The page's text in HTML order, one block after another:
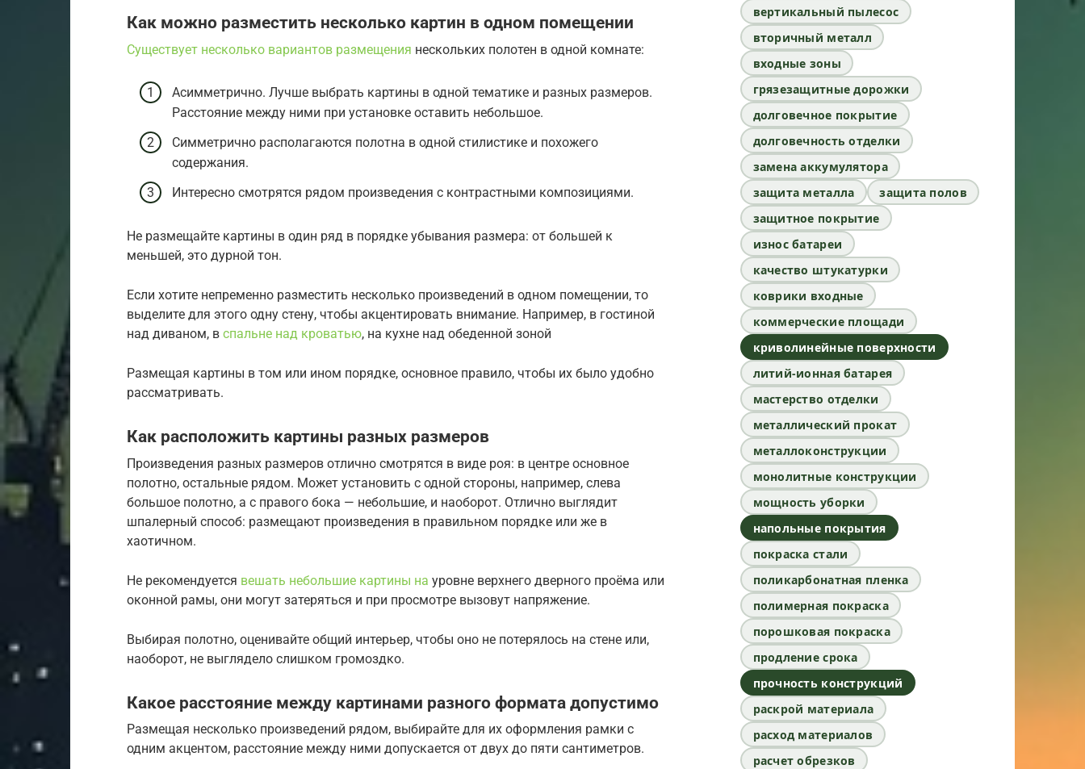
Как можно разместить несколько картин в одном помещении
Существует несколько вариантов размещения нескольких полотен в одной комнате:
Асимметрично. Лучше выбрать картины в одной тематике и разных размеров.
Расстояние между ними при установке оставить небольшое.
Симметрично располагаются полотна в одной стилистике и похожего
содержания.
Интересно смотрятся рядом произведения с контрастными композициями.
Не размещайте картины в один ряд в порядке убывания размера: от большей к
меньшей, это дурной тон.
Если хотите непременно разместить несколько произведений в одном помещении, то
выделите для этого одну стену, чтобы акцентировать внимание. Например, в гостиной
над диваном, в спальне над кроватью, на кухне над обеденной зоной
Размещая картины в том или ином порядке, основное правило, чтобы их было удобно
рассматривать.
Как расположить картины разных размеров
Произведения разных размеров отлично смотрятся в виде роя: в центре основное
полотно, остальные рядом. Может установить с одной стороны, например, слева
большое полотно, а с правого бока — небольшие, и наоборот. Отлично выглядит
шпалерный способ: размещают произведения в правильном порядке или же в
хаотичном.
Не рекомендуется вешать небольшие картины на уровне верхнего дверного проёма или
оконной рамы, они могут затеряться и при просмотре вызовут напряжение.
Выбирая полотно, оценивайте общий интерьер, чтобы оно не потерялось на стене или,
наоборот, не выглядело слишком громоздко.
Какое расстояние между картинами разного формата допустимо
Размещая несколько произведений рядом, выбирайте для их оформления рамки с
одним акцентом, расстояние между ними допускается от двух до пяти сантиметров.
вертикальный пылесос
вторичный металл
входные зоны
грязезащитные дорожки
долговечное покрытие
долговечность отделки
замена аккумулятора
защита металла
защита полов
защитное покрытие
износ батареи
качество штукатурки
коврики входные
коммерческие площади
криволинейные поверхности
литий-ионная батарея
мастерство отделки
металлический прокат
металлоконструкции
монолитные конструкции
мощность уборки
напольные покрытия
покраска стали
поликарбонатная пленка
полимерная покраска
порошковая покраска
продление срока
прочность конструкций
раскрой материала
расход материалов
расчет обрезков